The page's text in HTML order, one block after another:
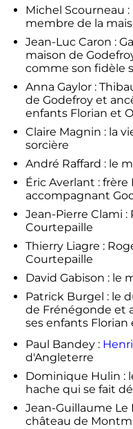
Michel Scourneau
membre de la
Jean-Luc Caron :
maison de
comme son fidèle
Anna Gaylor :
de Godefroy et
enfants Florian et
Claire Magnin : la
sorcière
André Raffard : le
Éric Averlant : frère
accompagnant
Jean-Pierre Clami
Courtepaille
Thierry Liagre :
Courtepaille
David Gabison : le
Patrick Burgel : le
de Frénégonde et
ses enfants Florian
Paul Bandey : Henri
d'Angleterre
Dominique Hulin :
hache qui se fait
Jean-Guillaume Le
château de